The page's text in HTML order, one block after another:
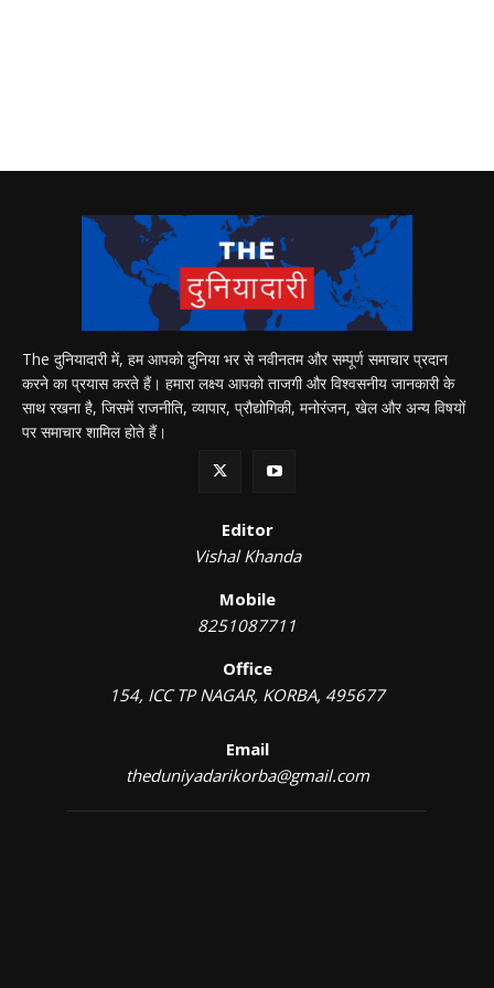
The दुनियादारी में, हम आपको दुनिया भर से नवीनतम और सम्पूर्ण समाचार प्रदान
करने का प्रयास करते हैं। हमारा लक्ष्य आपको ताजगी और विश्वसनीय जानकारी के
साथ रखना है, जिसमें राजनीति, व्यापार, प्रौद्योगिकी, मनोरंजन, खेल और अन्य विषयों
पर समाचार शामिल होते हैं।
Editor
Vishal Khanda
Mobile
8251087711
Office
154, ICC TP NAGAR, KORBA, 495677
Email
theduniyadarikorba@gmail.com